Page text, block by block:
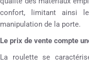
confort, limitant ainsi
manipulation de la porte.
Le prix de vente compte
La roulette se